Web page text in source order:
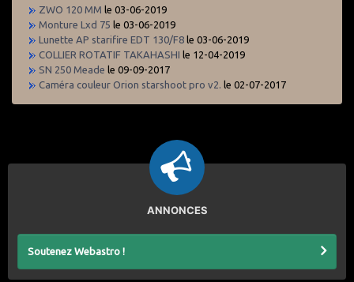
ZWO 120 MM le 03-06-2019
Monture Lxd 75 le 03-06-2019
Lunette AP starifire EDT 130/F8 le 03-06-2019
COLLIER ROTATIF TAKAHASHI le 12-04-2019
SN 250 Meade le 09-09-2017
Caméra couleur Orion starshoot pro v2. le 02-07-2017
ANNONCES
Soutenez Webastro !